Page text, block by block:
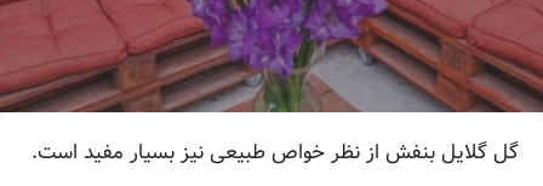
گل گلایل بنفش از نظر خواص طبیعی نیز بسیار مفید است.